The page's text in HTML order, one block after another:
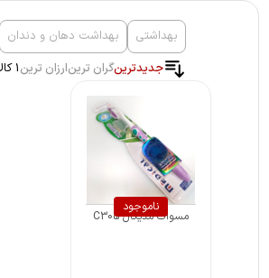
بهداشتی بهداشت دهان و دندان
جدیدترینگران ترینارزان ترین1 کالا
ناموجود
مسواک مدیکال C305